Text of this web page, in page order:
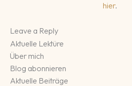
hier.
Leave a Reply
Aktuelle Lektüre
Über mich
Blog abonnieren
Aktuelle Beiträge